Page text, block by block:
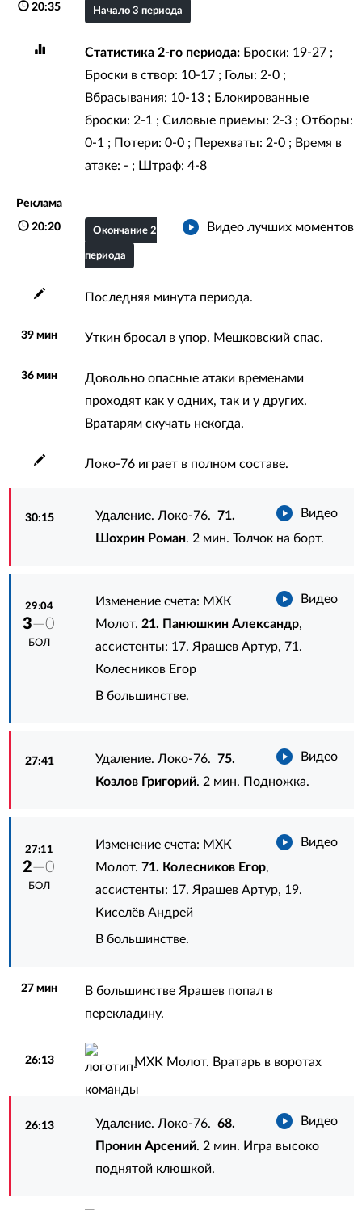
20:35 Начало 3 периода
Статистика 2-го периода:Броски: 19-27 ;
Броски в створ: 10-17 ; Голы: 2-0 ;
Вбрасывания: 10-13 ; Блокированные
броски: 2-1 ; Силовые приемы: 2-3 ; Отборы:
0-1 ; Потери: 0-0 ; Перехваты: 2-0 ; Время в
атаке: - ; Штраф: 4-8
Реклама
20:20 Видео лучших моментов
Окончание 2
периода
Последняя минута периода.
39 мин Уткин бросал в упор. Мешковский спас.
36 мин
Довольно опасные атаки временами
проходят как у одних, так и у других.
Вратарям скучать некогда.
Локо-76 играет в полном составе.
30:15 Видео
Удаление. Локо-76.71.
Шохрин Роман. 2 мин. Толчок на борт.
29:04
3—0
БОЛ
Видео
Изменение счета: МХК
Молот.21. Панюшкин Александр,
ассистенты: 17. Ярашев Артур, 71.
Колесников Егор
В большинстве.
27:41 Видео
Удаление. Локо-76.75.
Козлов Григорий. 2 мин. Подножка.
27:11
2—0
БОЛ
Видео
Изменение счета: МХК
Молот.71. Колесников Егор,
ассистенты: 17. Ярашев Артур, 19.
Киселёв Андрей
В большинстве.
27 мин
В большинстве Ярашев попал в
перекладину.
26:13 МХК Молот. Вратарь в воротах
26:13 Видео
Удаление. Локо-76.68.
Пронин Арсений. 2 мин. Игра высоко
поднятой клюшкой.